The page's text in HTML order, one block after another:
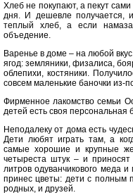
Хлеб не покупают, а пекут
дня. И дешевле получается,
теплый хлеб, а если
объедение.
Варенье в доме – на любой
ягод: земляники, физалиса,
облепихи, костяники.
совсем маленькие баночки из-
Фирменное лакомство семьи
детей есть своя персональная
Неподалеку от дома есть
Дети любят играть там, а
самые хорошие и крупные
четыреста штук – и
литров одуванчикового меда
принес цветы: дети с полным
родных, и друзей.